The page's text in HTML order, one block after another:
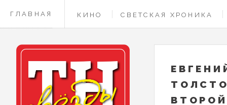
ГЛАВНАЯ КИНО СВЕТСКАЯ ХРОНИКА
КОНТАКТЫ